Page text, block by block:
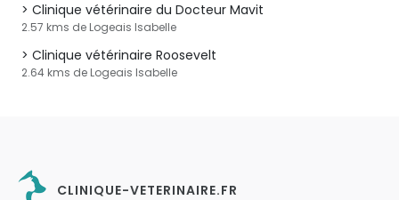
Clinique vétérinaire du Docteur Mavit
2.57 kms de Logeais Isabelle
Clinique vétérinaire Roosevelt
2.64 kms de Logeais Isabelle
CLINIQUE-VETERINAIRE.FR